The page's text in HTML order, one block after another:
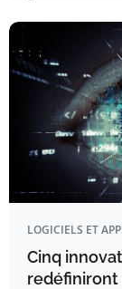
LOGICIELS ET
Cinq
redéfiniront